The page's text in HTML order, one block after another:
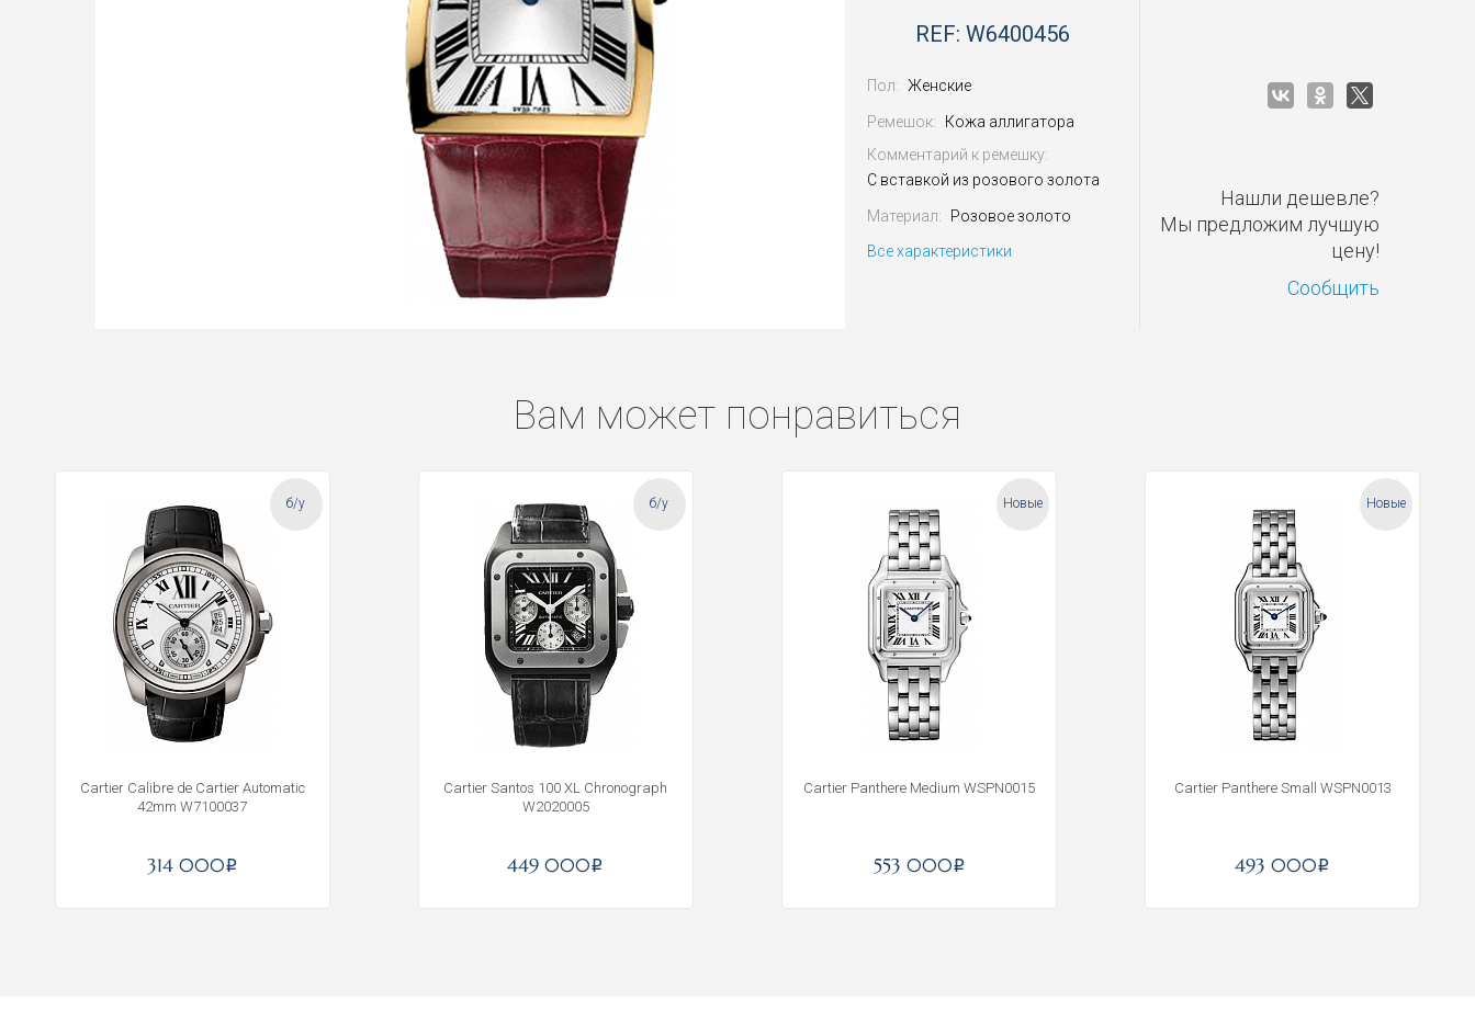
REF: W6400456
Пол: Женские
Ремешок:
Кожа аллигатора
Комментарий к ремешку:
С вставкой из розового золота
Материал:
Розовое золото
Все характеристики
Нашли дешевле?
Мы предложим лучшую
цену!
Сообщить
Вам может понравиться
б/у
Cartier Calibre de Cartier Automatic
42mm W7100037
314 000i
б/у
Cartier Santos 100 XL Chronograph
W2020005
449 000i
Новые
Cartier Panthere Medium WSPN0015
553 000i
Новые
Cartier Panthere Small WSPN0013
493 000i